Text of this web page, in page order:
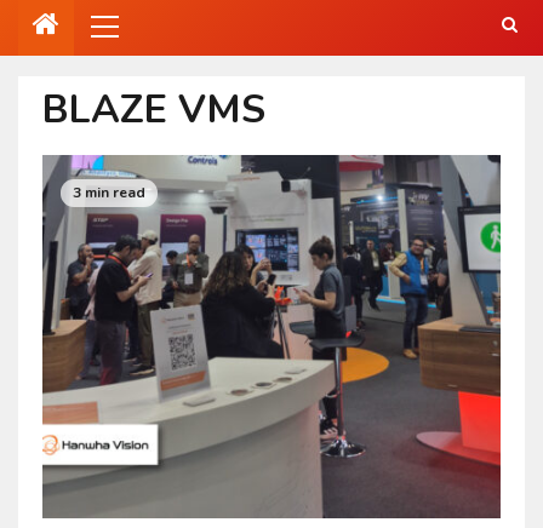
BLAZE VMS
3 min read